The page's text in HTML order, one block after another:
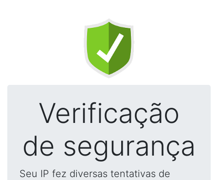
Verificação
de segurança
Seu IP fez diversas tentativas de